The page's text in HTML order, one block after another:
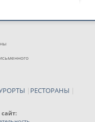
| РЕСТОРАНЫ |